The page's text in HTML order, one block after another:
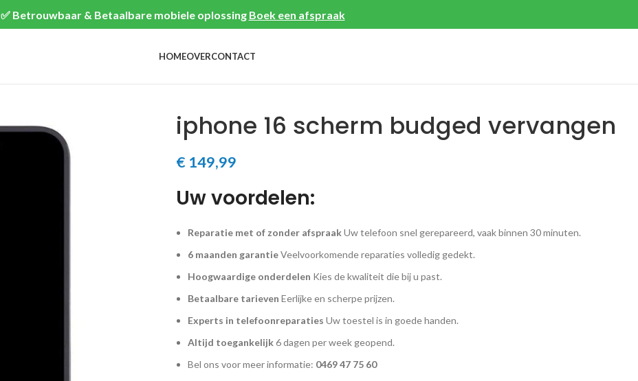
✅ Betrouwbaar & Betaalbare mobiele oplossing Boek een afspraak
HOMEOVERCONTACT
iphone 16 scherm budged vervangen
€ 149,99
Uw voordelen:
Reparatie met of zonder afspraakUw telefoon snel gerepareerd, vaak binnen 30 minuten.
6 maanden garantieVeelvoorkomende reparaties volledig gedekt.
Hoogwaardige onderdelen Kies de kwaliteit die bij u past.
Betaalbare tarieven Eerlijke en scherpe prijzen.
Experts in telefoonreparaties Uw toestel is in goede handen.
Altijd toegankelijk6 dagen per week geopend.
Bel ons voor meer informatie: 0469 47 75 60